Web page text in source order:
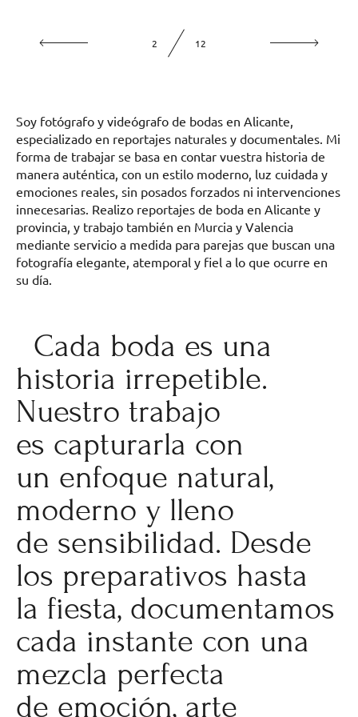
2 12
Soy fotógrafo y videógrafo de bodas en Alicante,
especializado en reportajes naturales y documentales. Mi
forma de trabajar se basa en contar vuestra historia de
manera auténtica, con un estilo moderno, luz cuidada y
emociones reales, sin posados forzados ni intervenciones
innecesarias. Realizo reportajes de boda en Alicante y
provincia, y trabajo también en Murcia y Valencia
mediante servicio a medida para parejas que buscan una
fotografía elegante, atemporal y fiel a lo que ocurre en
su día.
Cada boda es una
historia irrepetible.
Nuestro trabajo
es capturarla con
un enfoque natural,
moderno y lleno
de sensibilidad. Desde
los preparativos hasta
la fiesta, documentamos
cada instante con una
mezcla perfecta
de emoción, arte